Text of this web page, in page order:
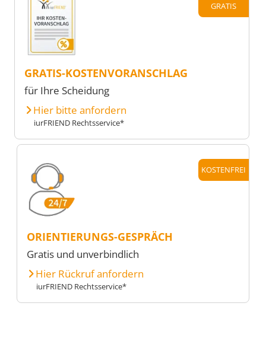
GRATIS
GRATIS-KOSTENVORANSCHLAG
für Ihre Scheidung
Hier bitte anfordern
iurFRIEND Rechtsservice*
KOSTENFREI
ORIENTIERUNGS-GESPRÄCH
Gratis und unverbindlich
Hier Rückruf anfordern
iurFRIEND Rechtsservice*